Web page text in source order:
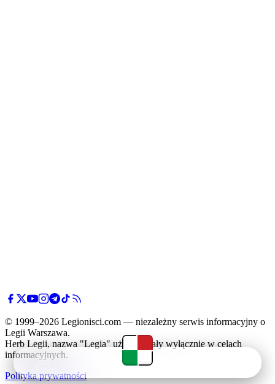
© 1999–2026 Legionisci.com — niezależny serwis informacyjny o
Legii Warszawa.
Herb Legii, nazwa "Legia" użyte zostały wyłącznie w celach
informacyjnych.
Polityka prywatności